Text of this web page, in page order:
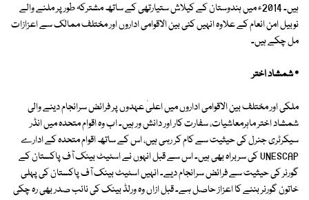
ہیں۔ 2014ء میں ہندوستان کے کیلاش ستیارتھی کے ساتھ مشترکہ طور پر ملنے والے
نوبیل امن انعام کے علاوہ انہیں کئی بین الاقوامی اداروں اور مختلف ممالک سے اعزازات
مل چکے ہیں۔
٭ شمشاد اختر
ملکی اور مختلف بین الاقوامی اداروں میں اعلیٰ عہدوں پر فرائض سرانجام دینے والی
شمشاد اختر ماہرمعاشیات، سفارت کار اور دانش ور ہیں۔ اب وہ اقوام متحدہ میں انڈر
سیکرٹری جنرل کی حیثیت سے کام کر رہی ہیں، اس کے ساتھ اقوام متحدہ کے ادارے
UNESCAP کی سربراہ بھی ہیں۔ اس سے قبل انہوں نے اسٹیٹ بینک آف پاکستان کے
گورنر کی حیثیت سے فرائض سرانجام دیے۔ انہیں اسٹیٹ بینک آف پاکستان کی پہلی
خاتون گورنر بننے کا اعزاز حاصل ہے۔ قبل ازاں وہ ورلڈ بینک کی نائب صدر بھی رہ چکی